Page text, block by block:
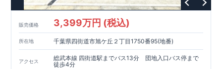
販売価格 3,399万円 (税込)
所在地 千葉県四街道市旭ケ丘２丁目1750番95(地番)
アクセス
総武本線 四街道駅までバス13分 団地入口バス停まで
徒歩4分